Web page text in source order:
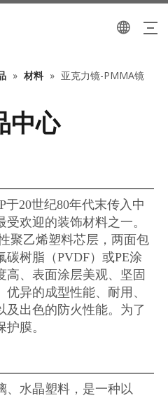
» 材料 » 亚克力镜-PMMA镜
中心
20世纪80年代末传入中
欢迎的装饰材料之一。
聚乙烯塑料芯层，两面包
树脂（PVDF）或PE涂
高、表面涂层美观、坚固
异的成型性能、耐用、
及出色的防火性能。为了
膜。
、水晶塑料，是一种以